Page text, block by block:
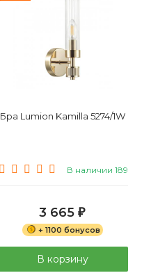
Бра Lumion Kamilla 5274/1W
В наличии 189
3 665 ₽
+ 1100 бонусов
В корзину